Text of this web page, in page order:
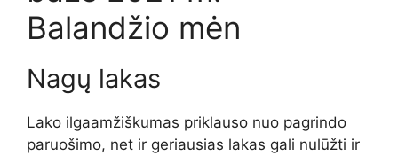
Balandžio mėn
Nagų lakas
Lako ilgaamžiškumas priklauso nuo pagrindo
paruošimo, net ir geriausias lakas gali nulūžti ir